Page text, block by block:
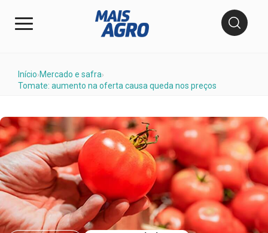
Início› Mercado e safra›
Tomate: aumento na oferta causa queda nos preços